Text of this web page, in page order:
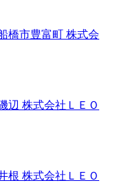
橋市豊富町 株式会
辺 株式会社ＬＥＯ
根 株式会社ＬＥＯ